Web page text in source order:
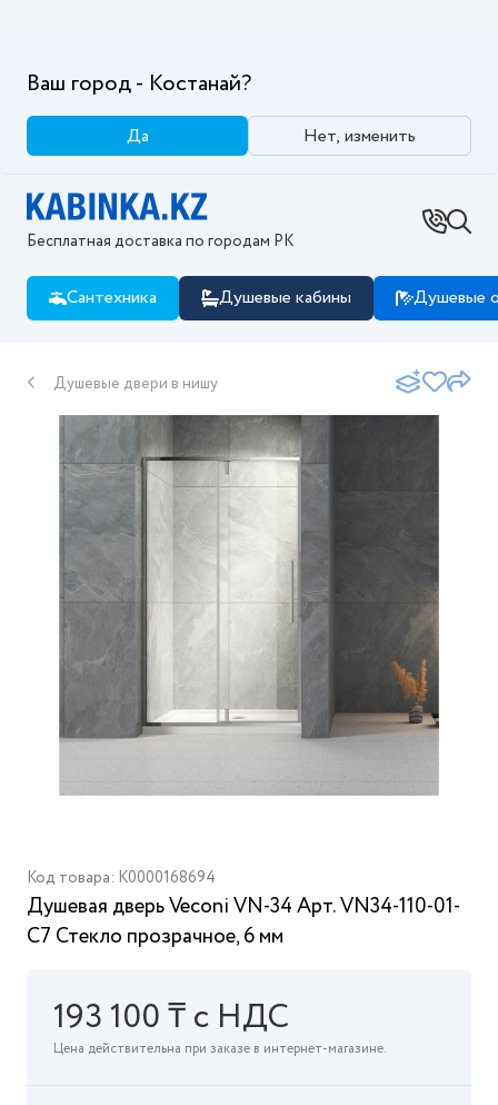
Ваш город - Костанай?
Да Нет, изменить
Бесплатная доставка по городам РК
Сантехника Душевые кабины Душевые
Душевые двери в нишу
Код товара: K0000168694
Душевая дверь Veconi VN-34 Арт. VN34-110-01-
C7 Стекло прозрачное, 6 мм
193 100 ₸ с НДС
Цена действительна при заказе в интернет-магазине.